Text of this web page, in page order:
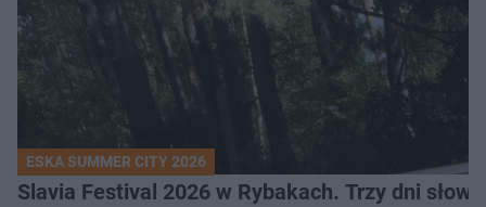
ESKA SUMMER CITY 2026
Slavia Festival 2026 w Rybakach. Trzy dni